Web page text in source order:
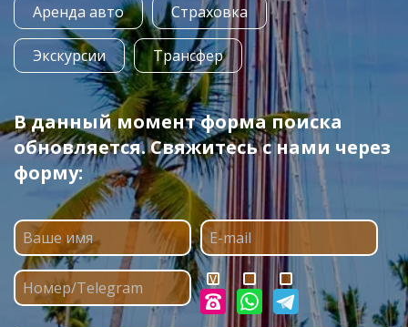
Аренда авто Страховка
Экскурсии Трансфер
В данный момент форма поиска
обновляется. Свяжитесь с нами через
форму: